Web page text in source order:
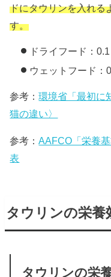
ドにタウリンを入れる
す。
ドライフード：
ウェットフード：
参考：環境省「最初に
猫の違い〉
参考：AAFCO「栄養
表
タウリンの栄養
タウリンの栄